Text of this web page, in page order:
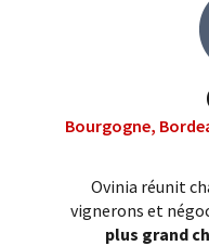
Bourgogne,
Ovinia réunit
vignerons et
plus grand